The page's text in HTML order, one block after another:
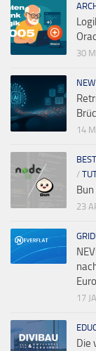
30
14
/
23
17
Die